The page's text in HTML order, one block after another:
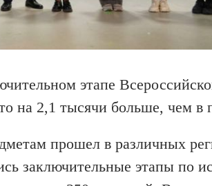
этапе
на 2,1 тысячи больше, чем в
прошел в различных
заключительные этапы по